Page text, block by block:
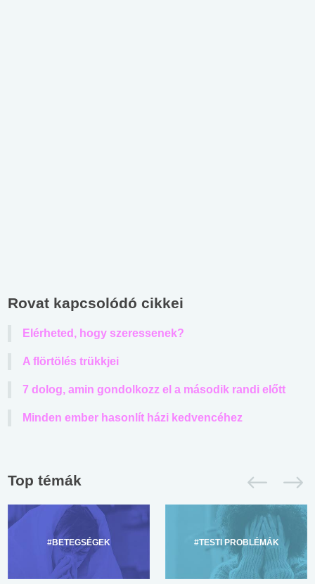
Rovat kapcsolódó cikkei
Elérheted, hogy szeressenek?
A flörtölés trükkjei
7 dolog, amin gondolkozz el a második randi előtt
Minden ember hasonlít házi kedvencéhez
Top témák
#BETEGSÉGEK #TESTI PROBLÉMÁK